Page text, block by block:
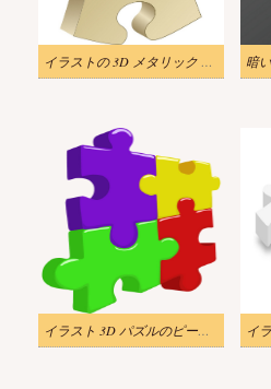
イラストの 3D メタリック パズルのピース
イラスト 3D パズルのピース PNG 透明